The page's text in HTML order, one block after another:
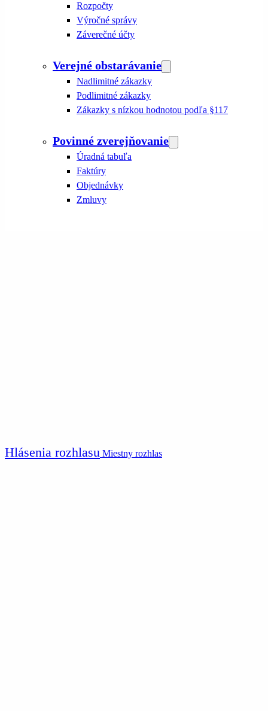
Rozpočty
Výročné správy
Záverečné účty
Verejné obstarávanie
Nadlimitné zákazky
Podlimitné zákazky
Zákazky s nízkou hodnotou podľa §117
Povinné zverejňovanie
Úradná tabuľa
Faktúry
Objednávky
Zmluvy
Hlásenia rozhlasu Miestny rozhlas